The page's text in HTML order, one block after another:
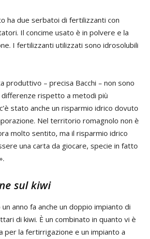
ha due serbatoi di fertilizzanti con
Il concime usato è in polvere e la
I fertilizzanti utilizzati sono idrosolubili
produttivo – precisa Bacchi – non sono
rispetto a metodi più
stato anche un risparmio idrico dovuto
Nel territorio romagnolo non è
molto sentito, ma il risparmio idrico
una carta da giocare, specie in fatto
sul kiwi
anno fa anche un doppio impianto di
di kiwi. È un combinato in quanto vi è
per la fertirrigazione e un impianto a